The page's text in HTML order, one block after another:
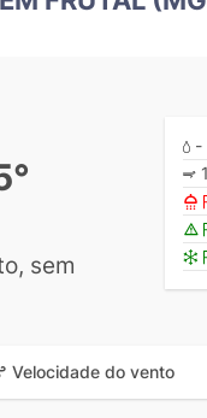
sem
-
Velocidade do vento